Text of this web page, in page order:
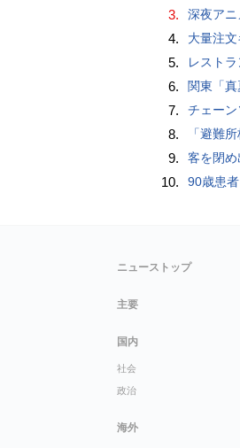
3. 深夜ア
4. 大量注
5. レスト
6. 関東「
7. チェー
8. 「避難
9. 客を閉
10. 90歳患
ニューストップ
主要
国内
社会
政治
海外